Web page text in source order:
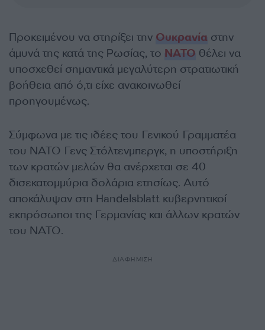
Προκειμένου να στηρίξει την Ουκρανία στην
άμυνά της κατά της Ρωσίας, το ΝΑΤΟ θέλει να
υποσχεθεί σημαντικά μεγαλύτερη στρατιωτική
βοήθεια από ό,τι είχε ανακοινωθεί
προηγουμένως.
Σύμφωνα με τις ιδέες του Γενικού Γραμματέα
του ΝΑΤΟ Γενς Στόλτενμπεργκ, η υποστήριξη
των κρατών μελών θα ανέρχεται σε 40
δισεκατομμύρια δολάρια ετησίως. Αυτό
αποκάλυψαν στη Handelsblatt κυβερνητικοί
εκπρόσωποι της Γερμανίας και άλλων κρατών
του ΝΑΤΟ.
ΔΙΑΦΗΜΙΣΗ